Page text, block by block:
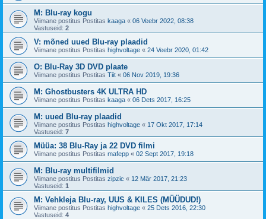
M: Blu-ray kogu
Viimane postitus Postitas kaaga « 06 Veebr 2022, 08:38
Vastuseid: 2
V: mõned uued Blu-ray plaadid
Viimane postitus Postitas highvoltage « 24 Veebr 2020, 01:42
O: Blu-Ray 3D DVD plaate
Viimane postitus Postitas Tiit « 06 Nov 2019, 19:36
M: Ghostbusters 4K ULTRA HD
Viimane postitus Postitas kaaga « 06 Dets 2017, 16:25
M: uued Blu-ray plaadid
Viimane postitus Postitas highvoltage « 17 Okt 2017, 17:14
Vastuseid: 7
Müüa: 38 Blu-Ray ja 22 DVD filmi
Viimane postitus Postitas mafepp « 02 Sept 2017, 19:18
M: Blu-ray multifilmid
Viimane postitus Postitas zipzic « 12 Mär 2017, 21:23
Vastuseid: 1
M: Vehkleja Blu-ray, UUS & KILES (MÜÜDUD!)
Viimane postitus Postitas highvoltage « 25 Dets 2016, 22:30
Vastuseid: 4